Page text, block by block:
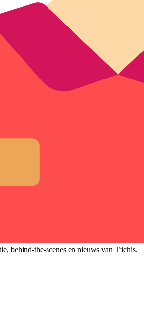
behind-the-scenes en nieuws van Trichis.